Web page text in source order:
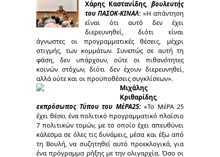
Χάρης Καστανίδης, βουλευτής
του ΠΑΣΟΚ-ΚΙΝΑΛ: «Η απάντηση
είναι ότι αυτό δεν έχει
διερευνηθεί, διότι είναι
άγνωστες οι προγραμματικές θέσεις, μέχρι
στιγμής, των κομμάτων. Συνεπώς σε αυτή τη
φάση, δεν υπάρχουν, ούτε οι πιθανότητες
κοινών στόχων, διότι δεν έχουν διερευνηθεί,
αλλά ούτε και οι προϋποθέσεις συγκλίσεων».
Μιχάλης
Κριθαρίδης,
εκπρόσωπος Τύπου του ΜέΡΑ25: «Το ΜέΡΑ 25
έχει θέσει ένα πολιτικό προγραμματικό πλαίσιο
7 πολιτικών τομών, με το οποίο έχει απευθύνει
κάλεσμα σε όλες τις δυνάμεις, μέσα και έξω από
τη Βουλή, να συζητηθεί αυτό προεκλογικά, για
ένα πρόγραμμα ρήξης με την ολιγαρχία. Όσο οι